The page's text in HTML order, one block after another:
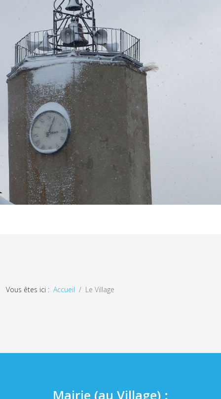
Vous êtes ici : Accueil Le Village
Mairie (au Village) :